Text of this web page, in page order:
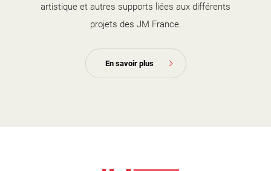
artistique et autres supports liées aux différents
projets des JM France.
En savoir plus